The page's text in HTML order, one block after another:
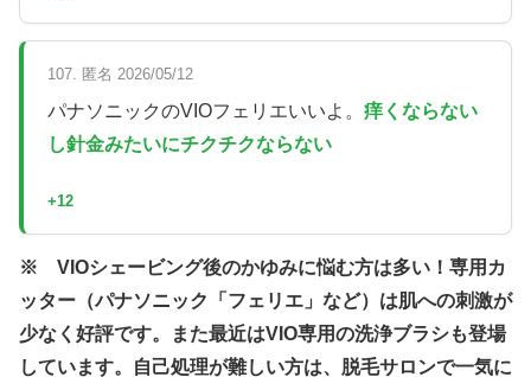
107. 匿名 2026/05/12
パナソニックのVIOフェリエいいよ。 痒くならない
し針金みたいにチクチクならない
+12
※ VIOシェービング後のかゆみに悩む方は多い！専用カ
ッター（パナソニック「フェリエ」など）は肌への刺激が
少なく好評です。また最近はVIO専用の洗浄ブラシも登場
しています。自己処理が難しい方は、脱毛サロンで一気に